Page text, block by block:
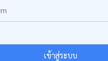
เข้าสู่ระบบ